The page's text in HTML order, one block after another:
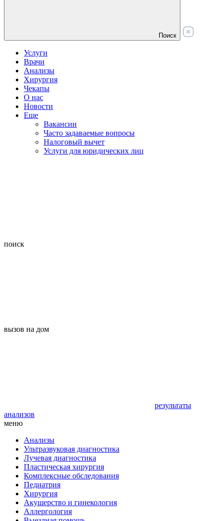
Поиск
Услуги
Врачи
Анализы
Хирургия
Чекапы
О нас
Новости
Еще
Вакансии
Часто задаваемые вопросы
Налоговый вычет
Услуги для юридических лиц
поиск
вызов на дом
результаты
анализов
меню
Анализы
Ультразвуковая диагностика
Лучевая диагностика
Пластическая хирургия
Комплексные обследования
Педиатрия
Хирургия
Акушерство и гинекология
Аллергология